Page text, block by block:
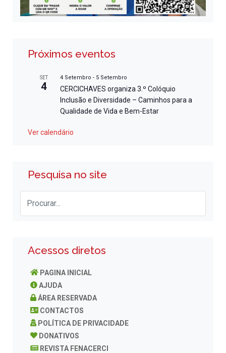
Próximos eventos
SET
4
4 Setembro - 5 Setembro
CERCICHAVES organiza 3.º Colóquio
Inclusão e Diversidade – Caminhos para a
Qualidade de Vida e Bem-Estar
Ver calendário
Pesquisa no site
Acessos diretos
PAGINA INICIAL
AJUDA
ÁREA RESERVADA
CONTACTOS
POLÍTICA DE PRIVACIDADE
DONATIVOS
REVISTA FENACERCI